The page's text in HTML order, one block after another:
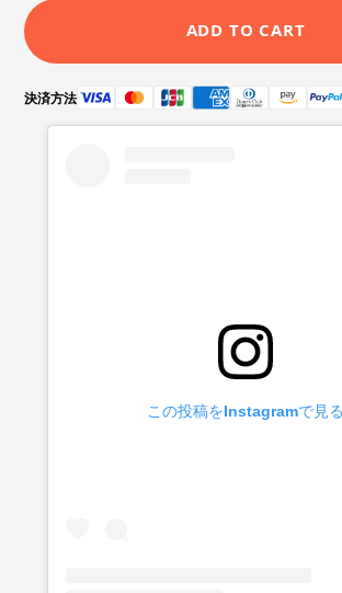
ADD TO CART
決済方法
この投稿をInstagramで見る